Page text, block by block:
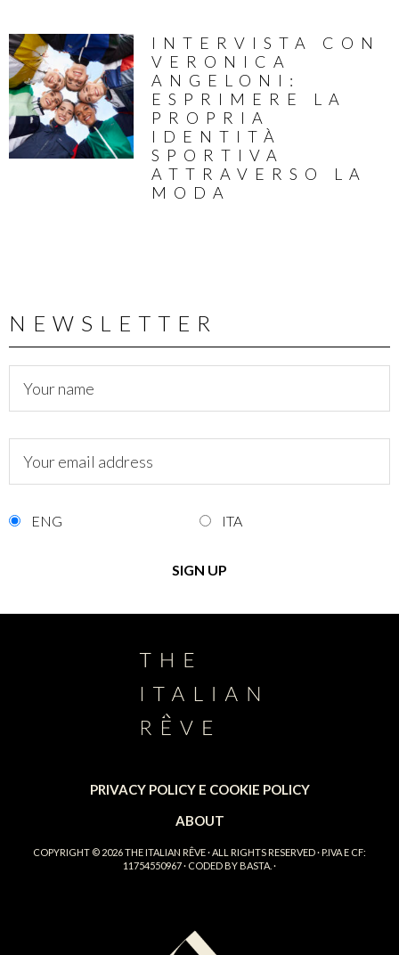
INTERVISTA CON
VERONICA
ANGELONI:
ESPRIMERE LA
PROPRIA
IDENTITÀ
SPORTIVA
ATTRAVERSO LA
MODA
NEWSLETTER
ENG ITA
PRIVACY POLICY E COOKIE POLICY
ABOUT
COPYRIGHT © 2026THE ITALIAN RÊVE· ALL RIGHTS RESERVED · P.IVA E CF:
11754550967 · CODED BY BASTA. ·